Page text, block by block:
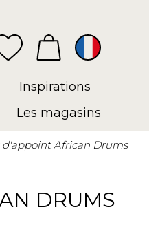
Inspirations
Les magasins
d'appoint African Drums
DRUMS